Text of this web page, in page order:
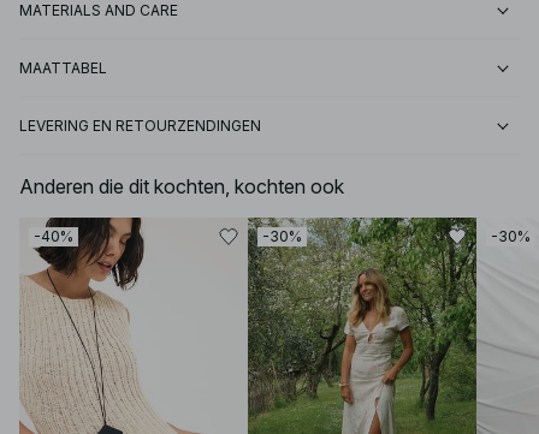
MATERIALS AND CARE
MAATTABEL
LEVERING EN RETOURZENDINGEN
Anderen die dit kochten, kochten ook
-40% -30% -30%